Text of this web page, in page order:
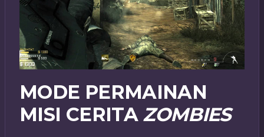
MODE PERMAINAN
MISI CERITA ZOMBIES